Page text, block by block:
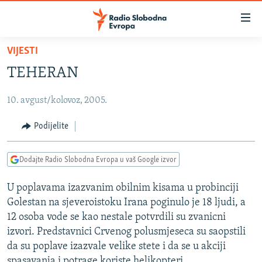
Pređite
glavni
Pređite
Pređite
pretragu
SRBIJA
KOSOVO
VIZUELNO
VIDEO
FOTOGALERIJE
INFOGRAFIKE
PODCASTI
RAT U UKRAJINI
KINA NA BALKANU
RSE PRIČE IZ SVIJETA
VIJESTI
TEHERAN
10. avgust/kolovoz, 2005.
Podijelite
Dodajte Radio Slobodna Evropa u vaš Google izvor
U poplavama izazvanim obilnim kisama u probinciji
Golestan na sjeveroistoku Irana poginulo je 18 ljudi, a
12 osoba vode se kao nestale potvrdili su zvanicni
izvori. Predstavnici Crvenog polusmjeseca su saopstili
da su poplave izazvale velike stete i da se u akciji